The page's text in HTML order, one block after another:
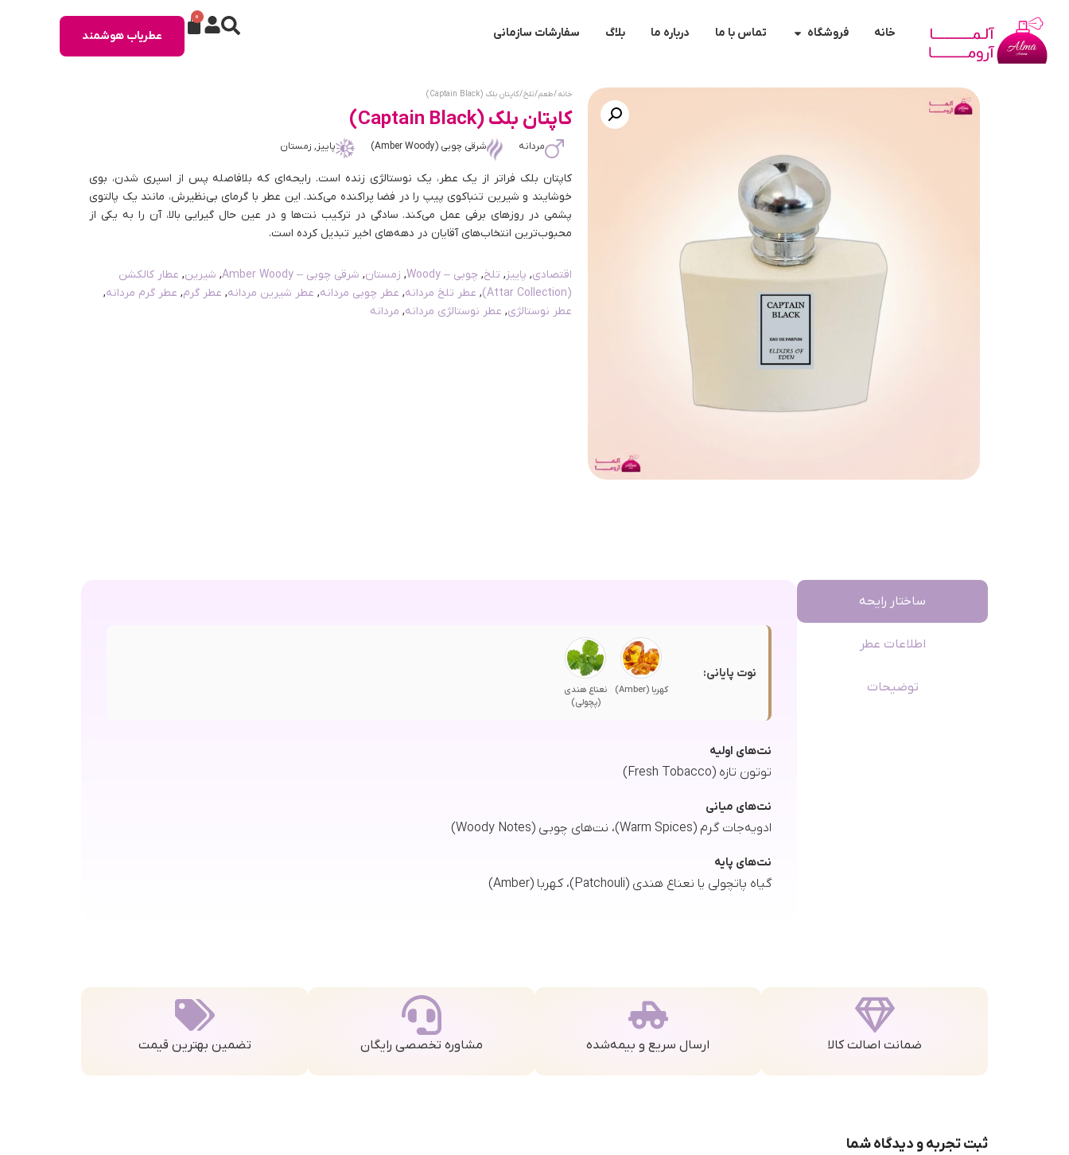
خانه فروشگاه تماس با ما درباره ما بلاگ سفارشات سازمانی
0
عطریاب هوشمند
خانه/طعم/تلخ/ کاپتان بلک (Captain Black)
کاپتان بلک (Captain Black)
مردانه شرقی چوبی (Amber Woody) پاییز, زمستان
کاپتان بلک فراتر از یک عطر، یک نوستالژی زنده است. رایحه‌ای که بلافاصله پس از اسپری شدن، بوی
خوشایند و شیرین تنباکوی پیپ را در فضا پراکنده می‌کند. این عطر با گرمای بی‌نظیرش، مانند یک پالتوی
پشمی در روزهای برفی عمل می‌کند. سادگی در ترکیب نت‌ها و در عین حال گیرایی بالا، آن را به یکی از
محبوب‌ترین انتخاب‌های آقایان در دهه‌های اخیر تبدیل کرده است.
اقتصادی, پاییز, تلخ, چوبی – Woody , زمستان, شرقی چوبی – Amber Woody , شیرین, عطار کالکشن
(Attar Collection)
, عطر تلخ مردانه, عطر چوبی مردانه, عطر شیرین مردانه, عطر گرم, عطر گرم مردانه,
عطر نوستالژی, عطر نوستالژی مردانه, مردانه
ساختار رایحه
اطلاعات عطر
توضیحات
نوت پایانی:
کهربا (Amber)
نعناع هندی
(پچولی)
نت‌های اولیه
توتون تازه (Fresh Tobacco)
نت‌های میانی
ادویه‌جات گرم (Warm Spices)، نت‌های چوبی (Woody Notes)
نت‌های پایه
گیاه پاتچولی یا نعناع هندی (Patchouli)، کهربا (Amber)
ضمانت اصالت کالا ارسال سریع و بیمه‌شده مشاوره تخصصی رایگان تضمین بهترین قیمت
ثبت تجربه و دیدگاه شما